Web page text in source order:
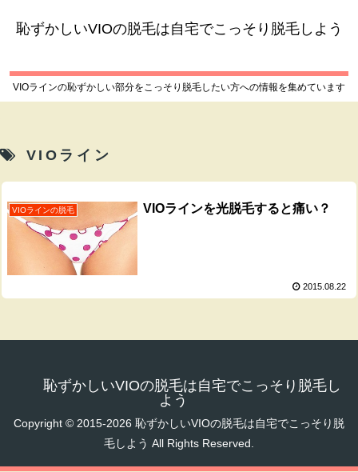
恥ずかしいVIOの脱毛は自宅でこっそり脱毛しよう
VIOラインの恥ずかしい部分をこっそり脱毛したい方への情報を集めています
VIOライン
VIOラインの脱毛 VIOラインを光脱毛すると痛い？
2015.08.22
恥ずかしいVIOの脱毛は自宅でこっそり脱毛し
よう
Copyright © 2015-2026 恥ずかしいVIOの脱毛は自宅でこっそり脱
毛しよう All Rights Reserved.